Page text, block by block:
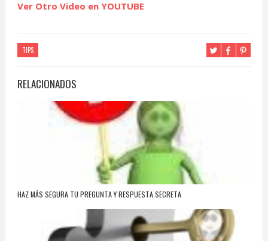
Ver Otro Video en YOUTUBE
TIPS
RELACIONADOS
HAZ MÁS SEGURA TU PREGUNTA Y RESPUESTA SECRETA